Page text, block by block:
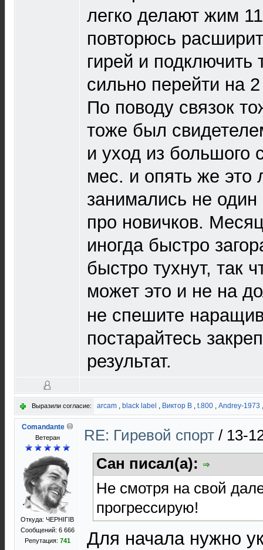
легко делают жим
повторюсь
гирей и подключить
сильно перейти на
По поводу связок
тоже был
и уход из большого
мес. и опять же это
занимались не один
про новичков.
иногда быстро
быстро тухнут, так
может это и не на
не спешите
постарайтесь
результат.
Выразили согласие: arcam , black label , Виктор В , t.800 , Andrey-1973
Comandante
Ветеран
Откуда: ЧЕРНIГIВ
Сообщений: 6 666
Репутация: 741
RE: Гиревой спорт / 13-
Сан писал(а):
Не смотря на свой
прогрессирую!
Для начала нужно